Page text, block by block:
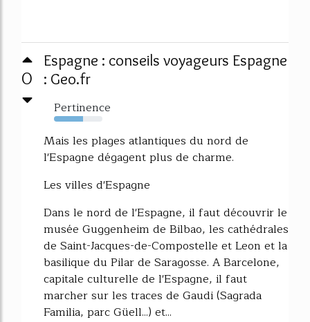
0
Espagne : conseils voyageurs Espagne
: Geo.fr
Pertinence
60%
Mais les plages atlantiques du nord de
l'Espagne dégagent plus de charme.
Les villes d'Espagne
Dans le nord de l'Espagne, il faut découvrir le
musée Guggenheim de Bilbao, les cathédrales
de Saint-Jacques-de-Compostelle et Leon et la
basilique du Pilar de Saragosse. A Barcelone,
capitale culturelle de l'Espagne, il faut
marcher sur les traces de Gaudi (Sagrada
Familia, parc Güell...) et...